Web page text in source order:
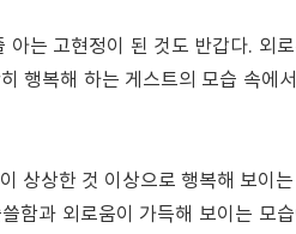
아는 고현정이 된 것도 반갑다. 외
행복해 하는 게스트의 모습 속에
상상한 것 이상으로 행복해 보이
함과 외로움이 가득해 보이는 모